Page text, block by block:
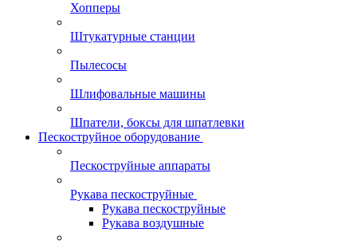
Хопперы
Штукатурные станции
Пылесосы
Шлифовальные машины
Шпатели, боксы для шпатлевки
Пескоструйное оборудование
Пескоструйные аппараты
Рукава пескоструйные
Рукава пескоструйные
Рукава воздушные